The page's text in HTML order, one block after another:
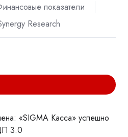
показатели
Research
«SIGMA Касса» успешно
3.0